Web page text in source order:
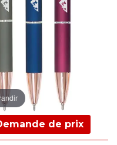
de prix